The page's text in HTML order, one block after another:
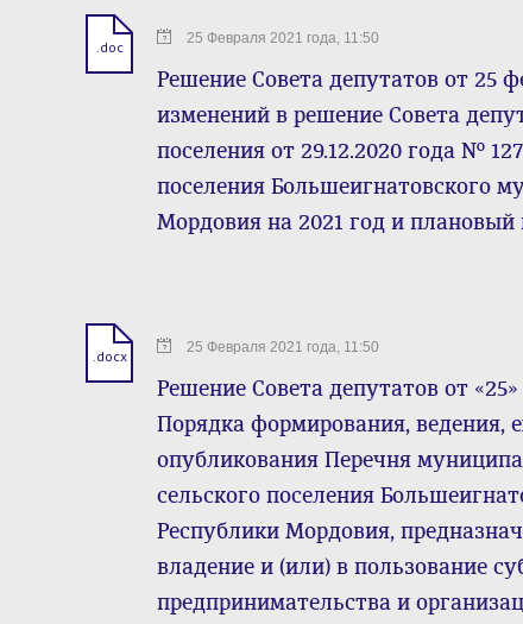
.doc 25 Февраля 2021 года, 11:50
Решение Совета депутатов от 25
изменений в решение Совета
поселения от 29.12.2020 года №
поселения Большеигнатовского
Мордовия на 2021 год и плановый
.docx 25 Февраля 2021 года, 11:50
Решение Совета депутатов от
Порядка формирования, ведения,
опубликования Перечня
сельского поселения
Республики Мордовия,
владение и (или) в пользование
предпринимательства и